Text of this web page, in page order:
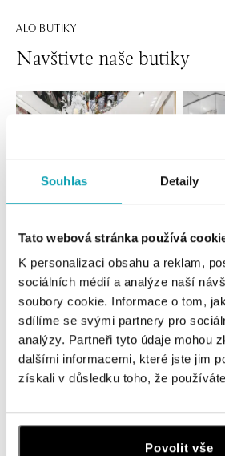
Souhlas Detaily
Tato webová stránka používá
K personalizaci obsahu a reklam,
sociálních médií a analýze naší
soubory cookie. Informace o tom,
sdílíme se svými partnery pro
analýzy. Partneři tyto údaje mohou
dalšími informacemi, které jste jim
získali v důsledku toho, že
Povolit vše
ALO BUTIKY
Navštivte naše butiky
Všechny Česko
ALO diamonds OC Forum
Ostrava
Jantarová 3344/4, 702 00 Ostrava-
tel.: +420 603 166 013, +420 603 565 187
dnes otevřeno od 09:00
ALO diamonds OC Nový
Plzeňská 8, 150 00 Praha 5 - Smíchov